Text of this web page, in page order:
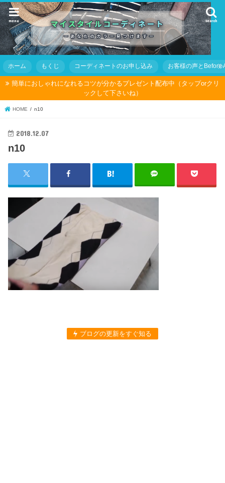
search
menu
ホーム もくじ コーディネートのお申し込み お客様の声とBefore
簡単におしゃれになれるコツが分かるプレゼント配布中（タップorクリ
ックして下さいね）
HOME n10
2018.12.07
n10
ブログの更新をすぐ知る